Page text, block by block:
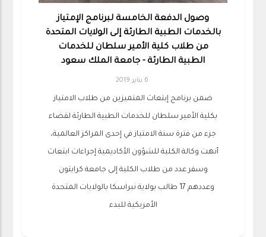
وصول الدفعة الخامسة لبرنامج الإمتياز
بالخدمات الطبية الطارئة إلى الولايات المتحدة
من طلاب كلية الأمير سلطان للخدمات
الطبية الطارئة - جامعة الملك سعود
6 يناير 2019
ضمن برنامج إبتعاث المتميزين من طلاب الامتياز
بكلية الأمير سلطان للخدمات الطبية الطارئة لقضاء
جزء من فترة سنة الامتياز في إحدى المراكز العالمية،
أنهت وكالة الكلية للشؤون الأكاديمية إجراءات ابتعاث
وسفر عدد من طلاب الكلية إلى جامعة كرايتون
وعددهم 17 طالب بولاية نبراسكا بالولايات المتحدة
الأمريكية للبدء